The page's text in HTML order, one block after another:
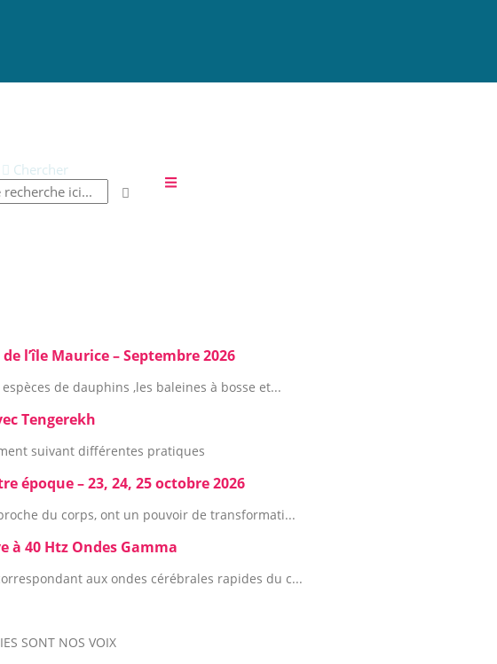
Chercher
l’île Maurice – Septembre 2026
de dauphins ,les baleines à bosse et...
Tengerekh
suivant différentes pratiques
époque – 23, 24, 25 octobre 2026
du corps, ont un pouvoir de transformati...
à 40 Htz Ondes Gamma
aux ondes cérébrales rapides du c...
SONT NOS VOIX